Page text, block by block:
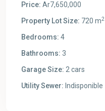
Price: Ar7,650,000
Property Lot Size: 720 m2
Bedrooms: 4
Bathrooms: 3
Garage Size: 2 cars
Utility Sewer: Indisponible